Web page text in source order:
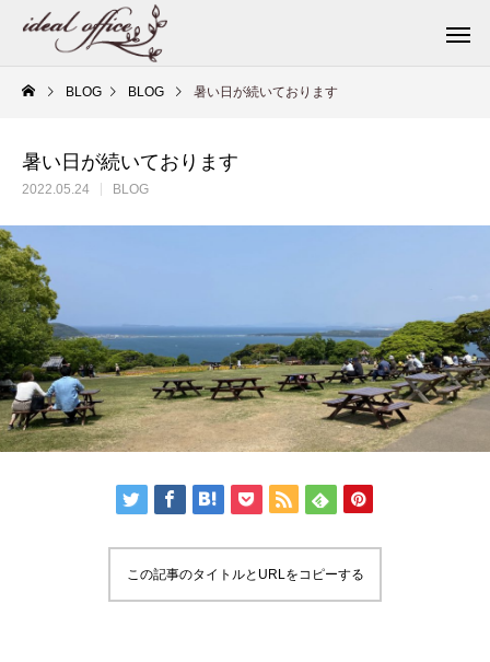
BLOG BLOG 暑い日が続いております
暑い日が続いております
2022.05.24 BLOG
この記事のタイトルとURLをコピーする